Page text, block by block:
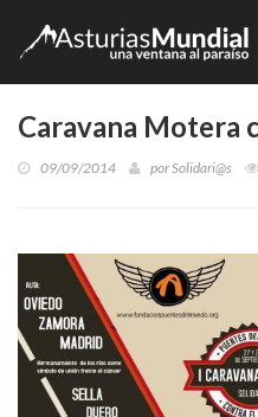
Caravana Motera
09/09/2014 porSolidari@s